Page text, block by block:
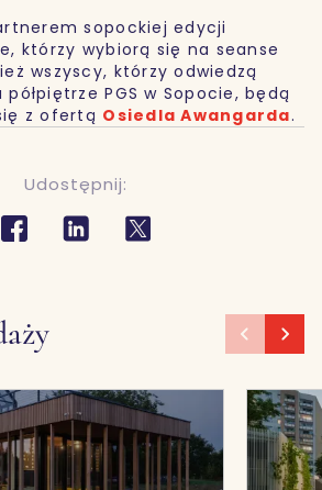
sopockiej edycji
którzy wybiorą się na seanse
wszyscy, którzy odwiedzą
PGS w Sopocie, będą
z ofertą Osiedla Awangarda.
Udostępnij: